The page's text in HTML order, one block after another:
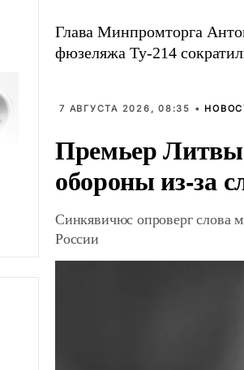
Глава Минпромторга
фюзеляжа Ту-214
7 АВГУСТА 2026, 08:35 •
Премьер Литвы
обороны из-за
Синкявичюс опроверг слова
России